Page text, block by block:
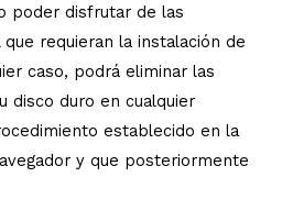
poder disfrutar de las
requieran la instalación de
caso, podrá eliminar las
disco duro en cualquier
establecido en la
y que posteriormente